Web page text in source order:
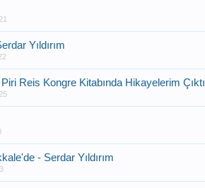
Yıldırım
Reis Kongre Kitabında Hikayelerim Çıktı
- Serdar Yıldırım